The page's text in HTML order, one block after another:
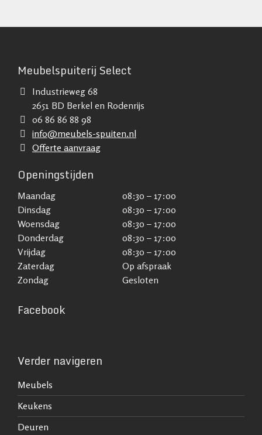
Meubelspuiterij Select
Industrieweg 68
2651 BD Berkel en Rodenrijs
06 86 86 88 98
info@meubels-spuiten.nl
Offerte aanvraag
Openingstijden
Maandag
08:30 – 17:00
Dinsdag
08:30 – 17:00
Woensdag
08:30 – 17:00
Donderdag
08:30 – 17:00
Vrijdag
08:30 – 17:00
Zaterdag
Op afspraak
Zondag
Gesloten
Facebook
Verder navigeren
Meubels
Keukens
Deuren